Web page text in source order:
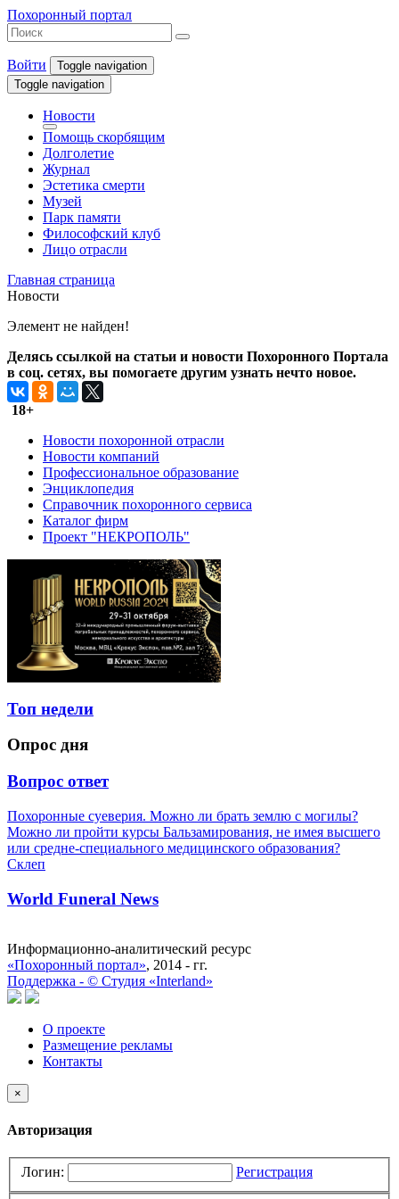
Похоронный портал
Войти
Toggle navigation
Toggle navigation
Новости
Помощь скорбящим
Долголетие
Журнал
Эстетика смерти
Музей
Парк памяти
Философский клуб
Лицо отрасли
Главная страница
Новости
Элемент не найден!
Делясь ссылкой на статьи и новости Похоронного Портала
в соц. сетях, вы помогаете другим узнать нечто новое.
18+
Новости похоронной отрасли
Новости компаний
Профессиональное образование
Энциклопедия
Справочник похоронного сервиса
Каталог фирм
Проект "НЕКРОПОЛЬ"
Топ недели
Опрос дня
Вопрос ответ
Похоронные суеверия. Можно ли брать землю с могилы?
Можно ли пройти курсы Бальзамирования, не имея высшего
или средне-специального медицинского образования?
Склеп
World Funeral News
Информационно-аналитический ресурс
«Похоронный портал», 2014 - гг.
Поддержка - © Cтудия «Interland»
О проекте
Размещение рекламы
Контакты
×
Авторизация
Логин: Регистрация